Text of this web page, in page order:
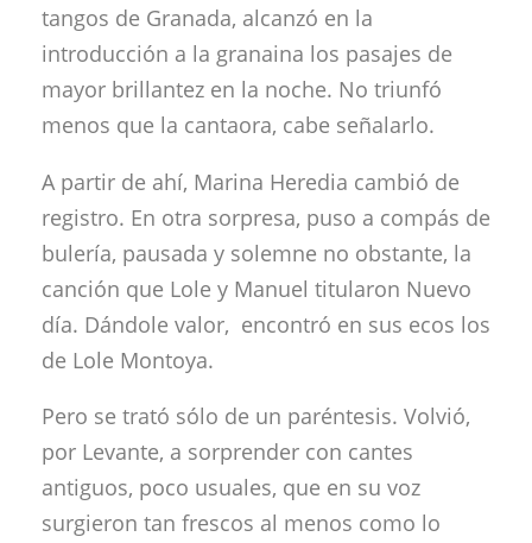
tangos de Granada, alcanzó en la
introducción a la granaina los pasajes de
mayor brillantez en la noche. No triunfó
menos que la cantaora, cabe señalarlo.
A partir de ahí, Marina Heredia cambió de
registro. En otra sorpresa, puso a compás de
bulería, pausada y solemne no obstante, la
canción que Lole y Manuel titularon Nuevo
día. Dándole valor, encontró en sus ecos los
de Lole Montoya.
Pero se trató sólo de un paréntesis. Volvió,
por Levante, a sorprender con cantes
antiguos, poco usuales, que en su voz
surgieron tan frescos al menos como lo